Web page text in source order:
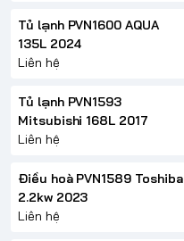
Tủ lạnh PVN1600 AQUA
135L 2024
Liên hệ
Tủ lạnh PVN1593
Mitsubishi 168L 2017
Liên hệ
Điều hoà PVN1589 Toshiba
2.2kw 2023
Liên hệ